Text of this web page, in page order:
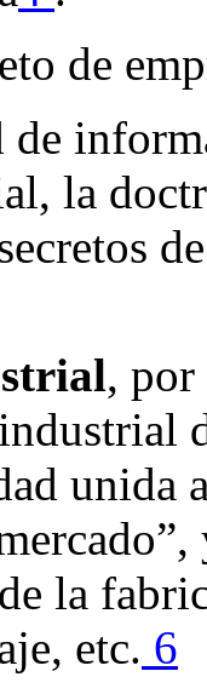
de
la
, por
unida
la
etc. 6